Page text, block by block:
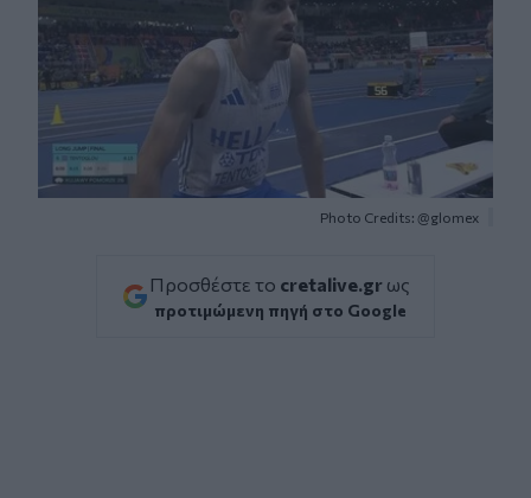
Photo Credits: @glomex
Προσθέστε το cretalive.gr ως
προτιμώμενη πηγή στο Google